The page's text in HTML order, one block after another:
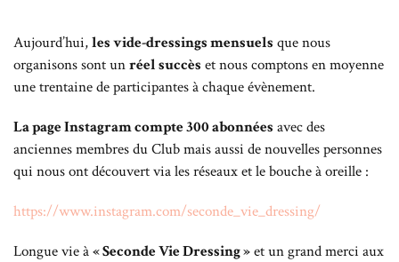
Aujourd’hui,les vide-dressings mensuels que nous
organisons sont unréel succès et nous comptons en moyenne
une trentaine de participantes à chaque évènement.
La page Instagram compte 300 abonnées avec des
anciennes membres du Club mais aussi de nouvelles personnes
qui nous ont découvert via les réseaux et le bouche à oreille :
https://www.instagram.com/seconde_vie_dressing/
Longue vie à« Seconde Vie Dressing »et un grand merci aux